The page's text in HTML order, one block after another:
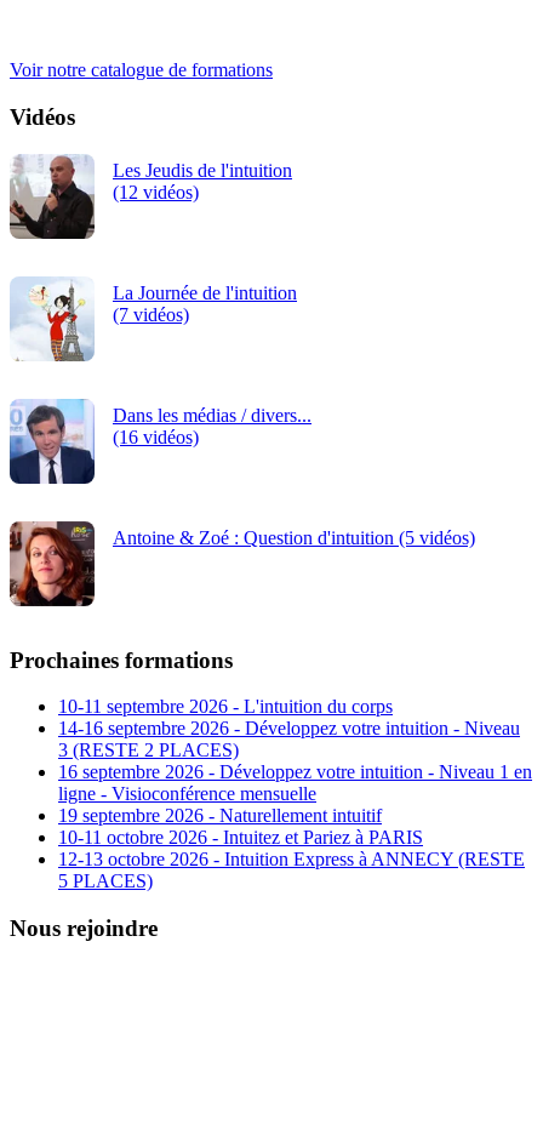
Voir notre catalogue de formations
Vidéos
Les Jeudis de l'intuition
(12 vidéos)
La Journée de l'intuition
(7 vidéos)
Dans les médias / divers...
(16 vidéos)
Antoine & Zoé : Question d'intuition (5 vidéos)
Prochaines formations
10-11 septembre 2026 - L'intuition du corps
14-16 septembre 2026 - Développez votre intuition - Niveau
3 (RESTE 2 PLACES)
16 septembre 2026 - Développez votre intuition - Niveau 1 en
ligne - Visioconférence mensuelle
19 septembre 2026 - Naturellement intuitif
10-11 octobre 2026 - Intuitez et Pariez à PARIS
12-13 octobre 2026 - Intuition Express à ANNECY (RESTE
5 PLACES)
Nous rejoindre